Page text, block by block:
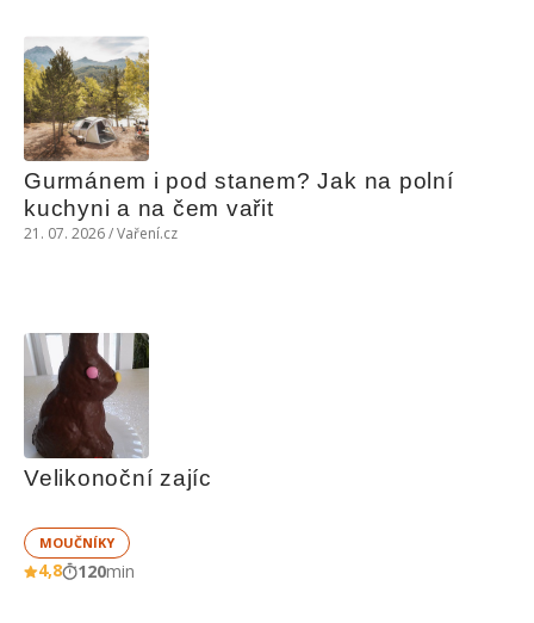
Gurmánem i pod stanem? Jak na polní
kuchyni a na čem vařit
21. 07. 2026 / Vaření.cz
Velikonoční zajíc
MOUČNÍKY
4,8 120min